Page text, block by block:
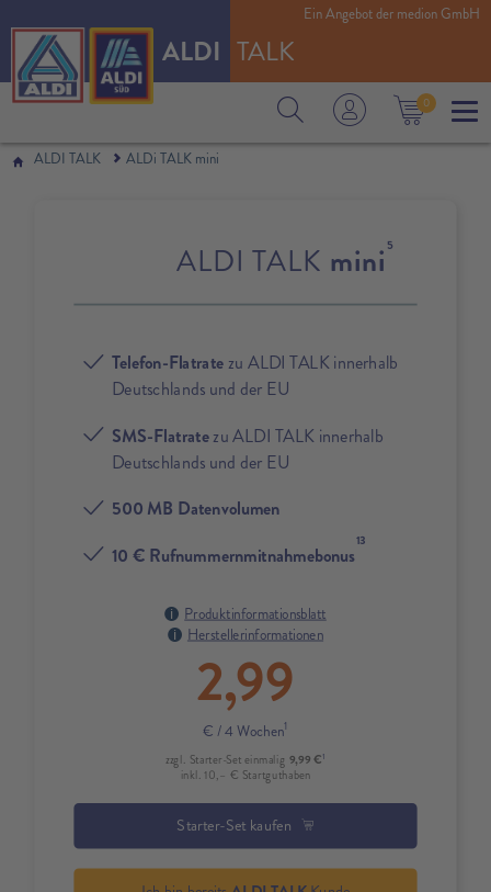
ALDI TALK
0
Ein Angebot der medion GmbH
ALDI TALK ALDi TALK mini
ALDI TALK mini 5
Telefon-Flatrate zu ALDI TALK innerhalb
Deutschlands und der EU
SMS-Flatratezu ALDI TALK innerhalb
Deutschlands und der EU
500 MB Datenvolumen
10 € Rufnummernmitnahmebonus
13
Produktinformationsblatt
Herstellerinformationen
2,99
€ / 4 Wochen1
zzgl. Starter-Set einmalig 9,99 €1
inkl. 10,– € Startguthaben
Starter-Set kaufen